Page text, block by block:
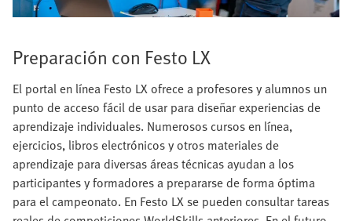
Preparación con Festo LX
El portal en línea Festo LX ofrece a profesores y alumnos un
punto de acceso fácil de usar para diseñar experiencias de
aprendizaje individuales. Numerosos cursos en línea,
ejercicios, libros electrónicos y otros materiales de
aprendizaje para diversas áreas técnicas ayudan a los
participantes y formadores a prepararse de forma óptima
para el campeonato. En Festo LX se pueden consultar tareas